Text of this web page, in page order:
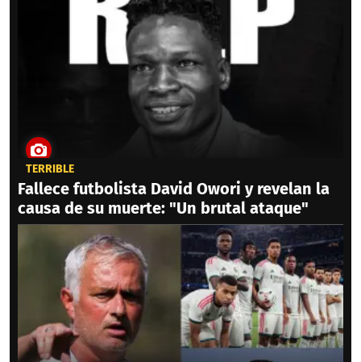
TERRIBLE
Fallece futbolista David Owori y revelan la
causa de su muerte: "Un brutal ataque"